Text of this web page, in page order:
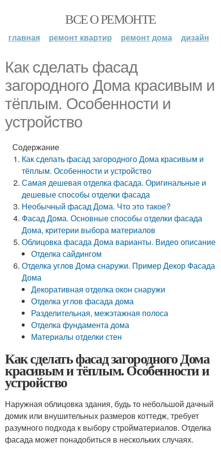
ВСЕ О РЕМОНТЕ
главная ремонт квартир ремонт дома дизайн
Как сделать фасад
загородного Дома красивым и
тёплым. Особенности и
устройство
Содержание
Как сделать фасад загородного Дома красивым и
тёплым. Особенности и устройство
Самая дешевая отделка фасада. Оригинальные и
дешевые способы отделки фасада
Необычный фасад Дома. Что это такое?
Фасад Дома. Основные способы отделки фасада
Дома, критерии выбора материалов
Облицовка фасада Дома варианты. Видео описание
Отделка сайдингом
Отделка углов Дома снаружи. Пример Декор Фасада
Дома
Декоративная отделка окон снаружи
Отделка углов фасада дома
Разделительная, межэтажная полоса
Отделка фундамента дома
Материалы отделки стен
Как сделать фасад загородного Дома
красивым и тёплым. Особенности и
устройство
Наружная облицовка здания, будь то небольшой дачный
домик или внушительных размеров коттедж, требует
разумного подхода к выбору стройматериалов. Отделка
фасада может понадобиться в нескольких случаях.